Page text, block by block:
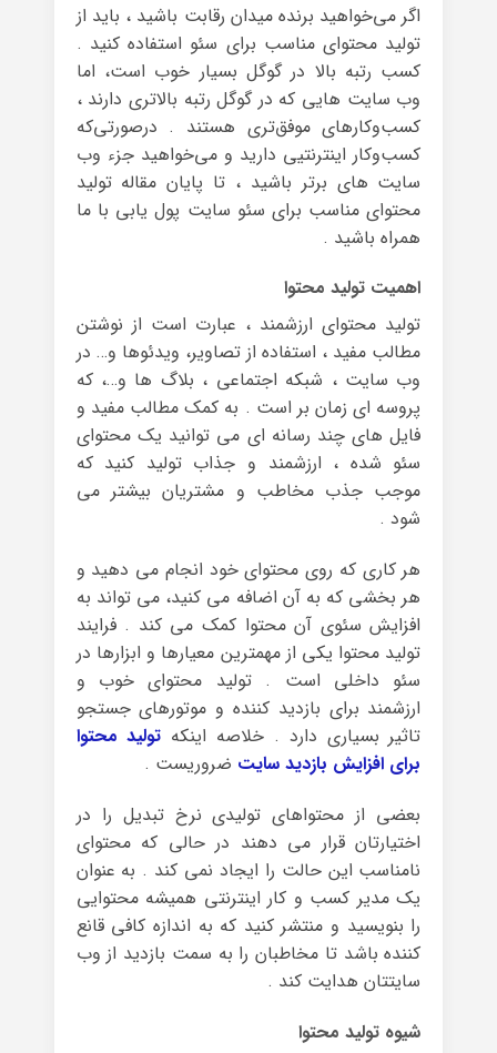
اگر می‌خواهید برنده میدان رقابت باشید ، باید از
تولید محتوای مناسب برای سئو استفاده کنید .
کسب رتبه‌ بالا در گوگل بسیار خوب است، اما
وب سایت هایی که در گوگل رتبه بالاتری دارند ،
کسب‌وکارهای موفق‌تری هستند . درصورتی‌که
کسب‌وکار اینترنتیی دارید و می‌خواهید جزء وب
سایت های برتر باشید ، تا پایان مقاله تولید
محتوای مناسب برای سئو سایت پول یابی با ما
همراه باشید .
اهمیت تولید محتوا
تولید محتوای ارزشمند ، عبارت است از نوشتن
مطالب مفید ، استفاده از تصاویر، ویدئوها و… در
وب سایت ، شبکه اجتماعی ، بلاگ ها و…، که
پروسه ای زمان بر است . به کمک مطالب مفید و
فایل های چند رسانه ای می توانید یک محتوای
سئو شده ، ارزشمند و جذاب تولید کنید که
موجب جذب مخاطب و مشتریان بیشتر می
شود .
هر کاری که روی محتوای خود انجام می دهید و
هر بخشی که به آن اضافه می کنید، می تواند به
افزایش سئوی آن محتوا کمک می کند . فرایند
تولید محتوا یکی از مهمترین معیارها و ابزارها در
سئو داخلی است . تولید محتوای خوب و
ارزشمند برای بازدید کننده و موتورهای جستجو
تاثیر بسیاری دارد . خلاصه اینکه تولید محتوا
برای افزایش بازدید سایت ضروریست .
بعضی از محتواهای تولیدی نرخ تبدیل را در
اختیارتان قرار می دهند در حالی که محتوای
نامناسب این حالت را ایجاد نمی کند . به عنوان
یک مدیر کسب و کار اینترنتی همیشه محتوایی
را بنویسید و منتشر کنید که به اندازه کافی قانع
کننده باشد تا مخاطبان را به سمت بازدید از وب
سایتتان هدایت کند .
شیوه تولید محتوا